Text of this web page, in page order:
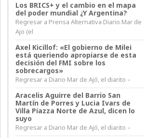
Los BRICS+ y el cambio en el mapa
del poder mundial ¿Y Argentina?
Regresar a Prensa Alternativa Diario Mar de
Ajo (el
Axel Kicillof: «El gobierno de Milei
está queriendo apropiarse de esta
decisión del FMI sobre los
sobrecargos»
Regresar a Diario Mar de Ajó, el diarito –
Aracelis Aguirre del Barrio San
Martín de Porres y Lucia Ivars de
Villa Piazza Norte de Azul, dicen lo
suyo
Regresar a Diario Mar de Ajó, el diarito –